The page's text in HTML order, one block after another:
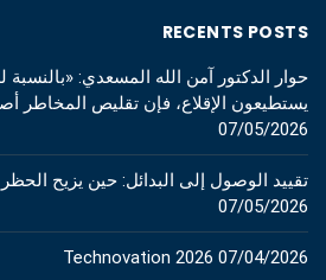
RECENTS POSTS
حوار الدكتور آمن الله المسعدي: «بالنسبة
يستطيعون الإقلاع، فإن تقليص المخاطر
07/05/2026
تقييد الوصول إلى البدائل: حين يزيح
07/05/2026
Technovation 2026 07/04/2026